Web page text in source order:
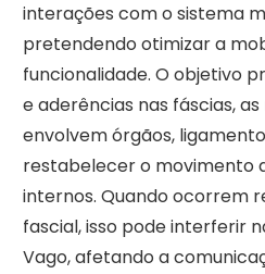
interações com o sistema
pretendendo otimizar a
funcionalidade. O objetivo
e aderências nas fáscias,
envolvem órgãos,
restabelecer o movimento
internos. Quando ocorrem
fascial, isso pode interferir
Vago, afetando a